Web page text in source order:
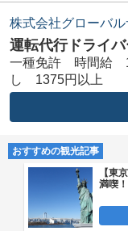
株式会社グローバル
運転代行ドライ
一種免許 時間給
し 1375円以上
おすすめの観光記事
【東
満喫